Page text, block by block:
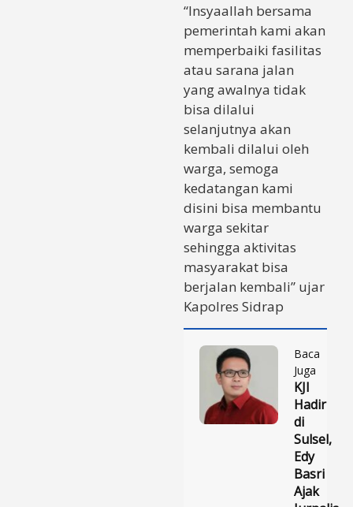
“Insyaallah bersama
pemerintah kami akan
memperbaiki fasilitas
atau sarana jalan
yang awalnya tidak
bisa dilalui
selanjutnya akan
kembali dilalui oleh
warga, semoga
kedatangan kami
disini bisa membantu
warga sekitar
sehingga aktivitas
masyarakat bisa
berjalan kembali” ujar
Kapolres Sidrap
Baca
Juga
KJI
Hadir
di
Sulsel,
Edy
Basri
Ajak